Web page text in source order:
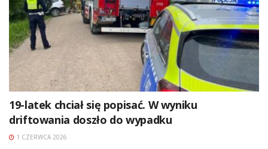
19-latek chciał się popisać. W wyniku
driftowania doszło do wypadku
1 CZERWCA 2026